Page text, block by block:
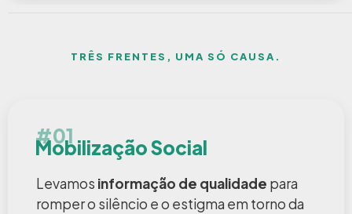
TRÊS FRENTES, UMA SÓ CAUSA.
#01
Mobilização Social
Levamos informação de qualidade para
romper o silêncio e o estigma em torno da